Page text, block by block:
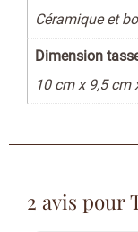
Céramique et
Dimension
10 cm x 9,5 cm
2 avis pour